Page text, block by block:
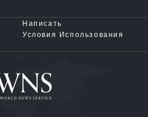
Написать
Условия Использования